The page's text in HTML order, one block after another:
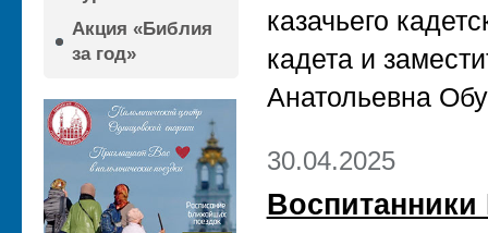
Акция «Библия
за год»
казачьего
кадета и
Анатольевна
30.04.2025